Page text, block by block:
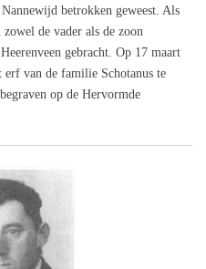
betrokken geweest. Als
de vader als de zoon
gebracht. Op 17 maart
erf van de familie Schotanus te
op de Hervormde